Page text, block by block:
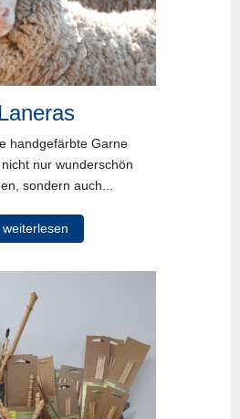
Laneras
handgefärbte Garne
nur wunderschön
sondern auch...
weiterlesen